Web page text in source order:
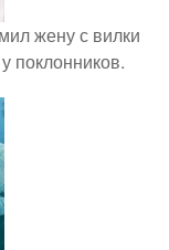
жену с вилки
поклонников.